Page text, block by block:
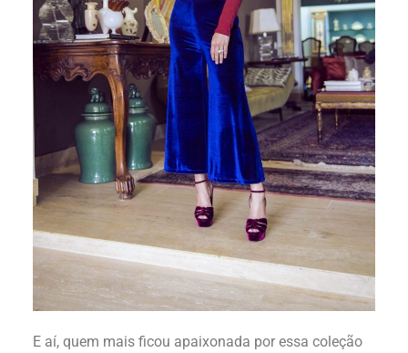
E aí, quem mais ficou apaixonada por essa coleção